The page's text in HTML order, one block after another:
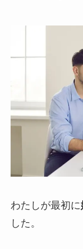
わたしが最初に
した。